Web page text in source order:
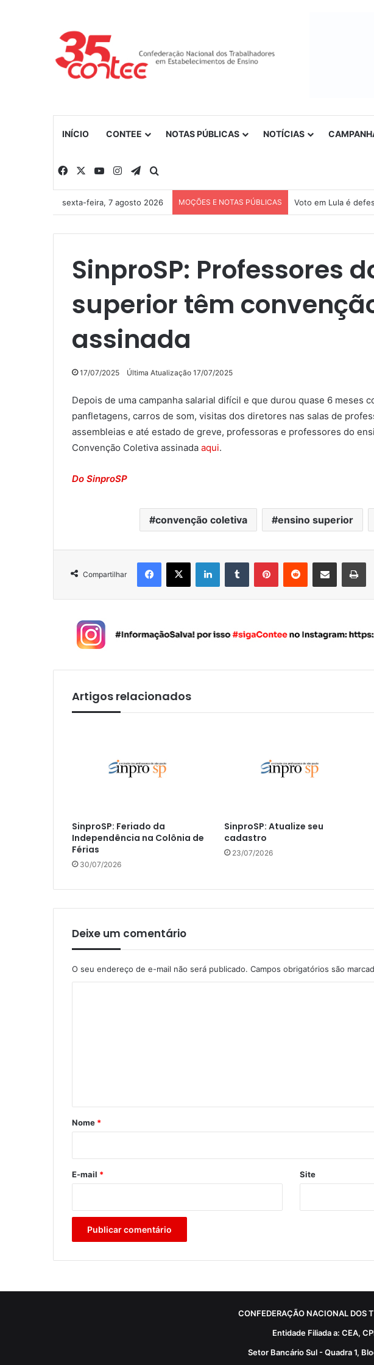
INÍCIO CONTEE NOTAS PÚBLICAS NOTÍCIAS
Facebook YouTubeInstagramTelegram
sexta-feira, 7 agosto 2026 MOÇÕES E NOTAS PÚBLICAS Voto em Lula é
SinproSP: Professores
superior têm
assinada
17/07/2025 Última Atualização 17/07/2025
Depois de uma campanha salarial difícil e que durou quase 6 meses
panfletagens, carros de som, visitas dos diretores nas salas de
assembleias e até estado de greve, professoras e professores do
Convenção Coletiva assinada aqui.
Do SinproSP
convenção coletiva ensino superior
Compartilhar
Artigos relacionados
SinproSP: Feriado da
Independência na Colônia de
Férias
30/07/2026
SinproSP: Atualize seu
cadastro
23/07/2026
Deixe um comentário
O seu endereço de e-mail não será publicado. Campos obrigatórios são
r
*
Nome *
E-mail * Site
CONFEDERAÇÃO NACIONAL DOS
Entidade Filiada a: CEA,
Setor Bancário Sul - Quadra 1,